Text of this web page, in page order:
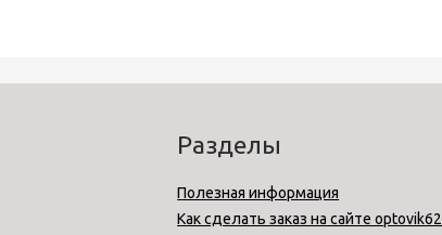
Разделы
Полезная информация
Как сделать заказ на сайте